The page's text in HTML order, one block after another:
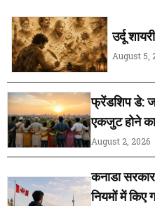
उर्दू
August 5,
फ्रेंडशिप डे:
एकजुट होने
August 2, 2026
कनाडा
नियमों में किए